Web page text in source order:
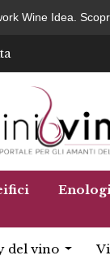
Wine Idea.
del vino